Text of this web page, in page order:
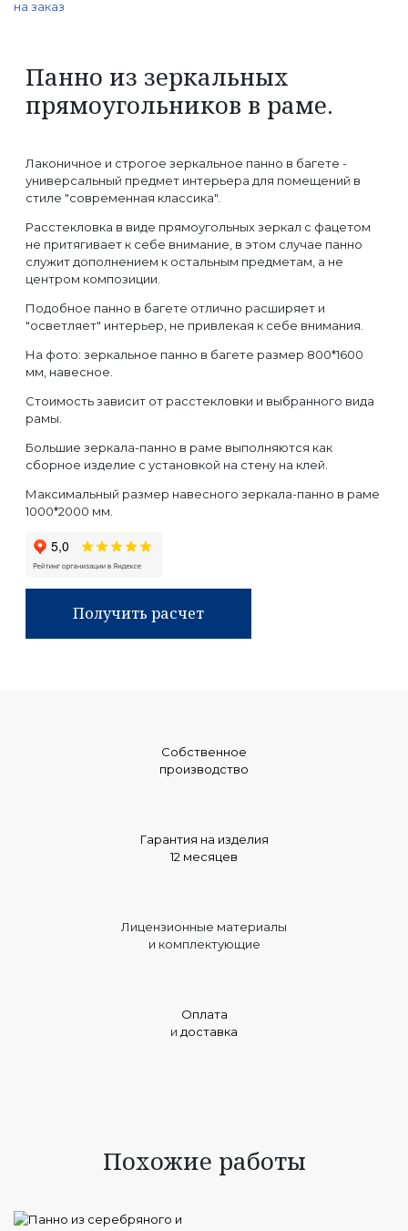
Панно из зеркальных
прямоугольников в раме.
Лаконичное и строгое зеркальное панно в багете -
универсальный предмет интерьера для помещений в
стиле "современная классика".
Расстекловка в виде прямоугольных зеркал с фацетом
не притягивает к себе внимание, в этом случае панно
служит дополнением к остальным предметам, а не
центром композиции.
Подобное панно в багете отлично расширяет и
"осветляет" интерьер, не привлекая к себе внимания.
На фото: зеркальное панно в багете размер 800*1600
мм, навесное.
Стоимость зависит от расстекловки и выбранного вида
рамы.
Большие зеркала-панно в раме выполняются как
сборное изделие с установкой на стену на клей.
Максимальный размер навесного зеркала-панно в раме
1000*2000 мм.
Получить расчет
Собственное
производство
Гарантия на изделия
12 месяцев
Лицензионные материалы
и комплектующие
Оплата
и доставка
Похожие работы